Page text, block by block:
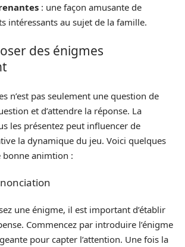
: une façon amusante de
intéressants au sujet de la famille.
des énigmes
n’est pas seulement une question de
et d’attendre la réponse. La
les présentez peut influencer de
la dynamique du jeu. Voici quelques
bonne animtion :
une énigme, il est important d’établir
Commencez par introduire l’énigme
pour capter l’attention. Une fois la